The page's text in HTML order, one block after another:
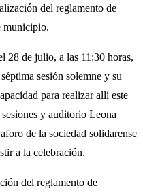
del reglamento de
municipio.
28 de julio, a las 11:30 horas,
sesión solemne y su
para realizar allí este
y auditorio Leona
de la sociedad solidarense
a la celebración.
del reglamento de